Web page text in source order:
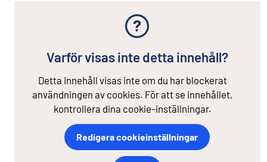
Varför visas inte detta innehåll?
Detta innehåll visas inte om du har blockerat
användningen av cookies. För att se innehållet,
kontrollera dina cookie-inställningar.
Redigera cookieinställningar